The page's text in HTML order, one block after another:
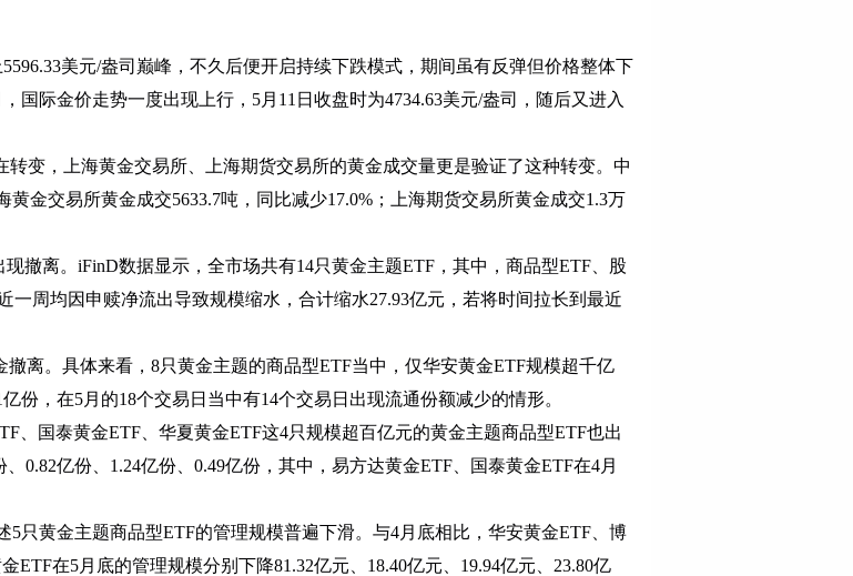
美元/盎司巅峰，不久后便开启持续下跌模式，期间虽有反弹但价格整体下
国际金价走势一度出现上行，5月11日收盘时为4734.63美元/盎司，随后又进入
变，上海黄金交易所、上海期货交易所的黄金成交量更是验证了这种转变。中
金交易所黄金成交5633.7吨，同比减少17.0%；上海期货交易所黄金成交1.3万
离。iFinD数据显示，全市场共有14只黄金主题ETF，其中，商品型ETF、股
一周均因申赎净流出导致规模缩水，合计缩水27.93亿元，若将时间拉长到最近
。具体来看，8只黄金主题的商品型ETF当中，仅华安黄金ETF规模超千亿
份，在5月的18个交易日当中有14个交易日出现流通份额减少的情形。
国泰黄金ETF、华夏黄金ETF这4只规模超百亿元的黄金主题商品型ETF也出
0.82亿份、1.24亿份、0.49亿份，其中，易方达黄金ETF、国泰黄金ETF在4月
黄金主题商品型ETF的管理规模普遍下滑。与4月底相比，华安黄金ETF、博
ETF在5月底的管理规模分别下降81.32亿元、18.40亿元、19.94亿元、23.80亿